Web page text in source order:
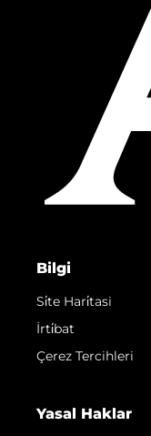
Bilgi
Si̇te Hari̇tasi
İrti̇bat
Çerez Tercihleri
Yasal Haklar